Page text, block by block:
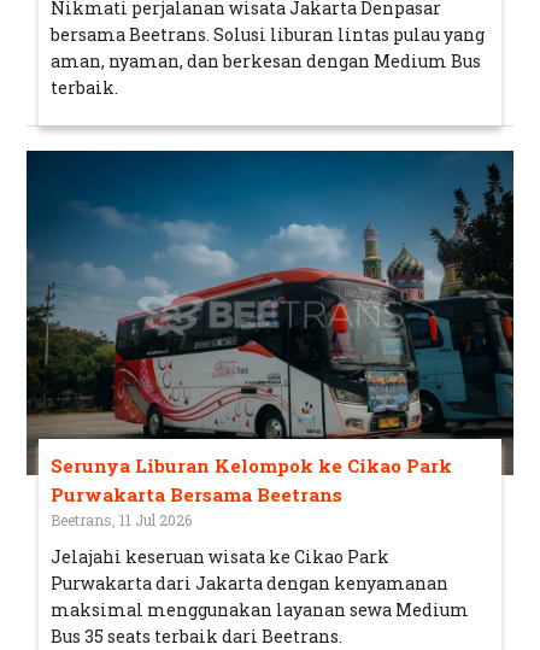
Nikmati perjalanan wisata Jakarta Denpasar
bersama Beetrans. Solusi liburan lintas pulau yang
aman, nyaman, dan berkesan dengan Medium Bus
terbaik.
Serunya Liburan Kelompok ke Cikao Park
Purwakarta Bersama Beetrans
Beetrans, 11 Jul 2026
Jelajahi keseruan wisata ke Cikao Park
Purwakarta dari Jakarta dengan kenyamanan
maksimal menggunakan layanan sewa Medium
Bus 35 seats terbaik dari Beetrans.